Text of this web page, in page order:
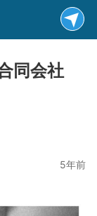
同会社
5年前